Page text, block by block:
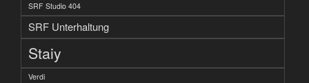
SRF Studio 404
SRF Unterhaltung
Staiy
Verdi